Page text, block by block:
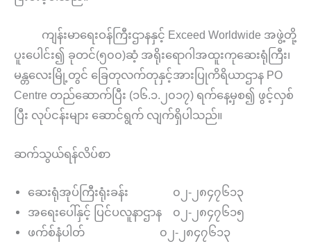
ကျန်းမာရေးဝန်ကြီးဌာနနှင့် Exceed Worldwide အဖွဲ့တို့
ပူးပေါင်း၍ ခုတင်(၅၀၀)ဆံ့ အရိုးရောဂါအထူးကုဆေးရုံကြီး၊
မန္တလေးမြို့တွင် ခြေတုလက်တုနှင့်အားပြုကိရိယာဌာန PO
Centre တည်ဆောက်ပြီး (၁၆.၁.၂၀၁၇) ရက်နေ့မှစ၍ ဖွင့်လှစ်
ပြီး လုပ်ငန်းများ ဆောင်ရွက် လျက်ရှိပါသည်။
ဆက်သွယ်ရန်လိပ်စာ
ဆေးရုံအုပ်ကြီးရုံးခန်း ၀၂-၂၈၄၇၆၁၃
အရေးပေါ်နှင့် ပြင်ပလူနာဌာန ၀၂-၂၈၄၇၆၁၅
ဖက်စ်နံပါတ် ၀၂-၂၈၄၇၆၁၃